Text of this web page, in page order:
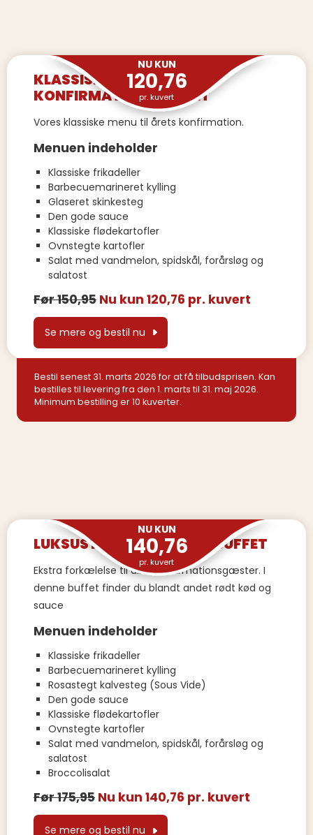
NU KUN
120,76
pr. kuvert
KLASSISK
KONFIRMATIONSBUFFET
Vores klassiske menu til årets konfirmation.
Menuen indeholder
Klassiske frikadeller
Barbecuemarineret kylling
Glaseret skinkesteg
Den gode sauce
Klassiske flødekartofler
Ovnstegte kartofler
Salat med vandmelon, spidskål, forårsløg og
salatost
Før 150,95 Nu kun 120,76 pr. kuvert
Se mere og bestil nu
Bestil senest 31. marts 2026 for at få tilbudsprisen. Kan
bestilles til levering fra den 1. marts til 31. maj 2026.
Minimum bestilling er 10 kuverter.
NU KUN
140,76
pr. kuvert
LUKSUS KONFIRMATIONSBUFFET
Ekstra forkælelse til dine konfirmationsgæster. I
denne buffet finder du blandt andet rødt kød og
sauce
Menuen indeholder
Klassiske frikadeller
Barbecuemarineret kylling
Rosastegt kalvesteg (Sous Vide)
Den gode sauce
Klassiske flødekartofler
Ovnstegte kartofler
Salat med vandmelon, spidskål, forårsløg og
salatost
Broccolisalat
Før 175,95 Nu kun 140,76 pr. kuvert
Se mere og bestil nu